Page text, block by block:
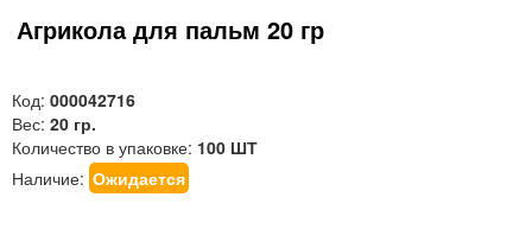
Агрикола для пальм 20 гр
Код: 000042716
Вес: 20 гр.
Количество в упаковке: 100 ШТ
Наличие: Ожидается